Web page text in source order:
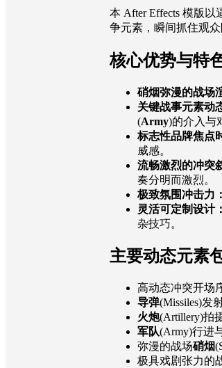
本 After Effects 模版
争元素，瞬间抓住观
核心优势与特
硝烟弥漫的战场
关键战事元素动
(Army)的介入与
标志性品牌焦点
威感。
流畅激烈的冲突
奏分明而激烈。
极致氛围冲击力：
灵活可定制设计：
杂技巧。
主要动态元素
高动态冲突开场
导弹(Missiles)发
火炮(Artillery)拍
军队(Army)行进
弥漫的战场硝烟
极具戏剧张力的